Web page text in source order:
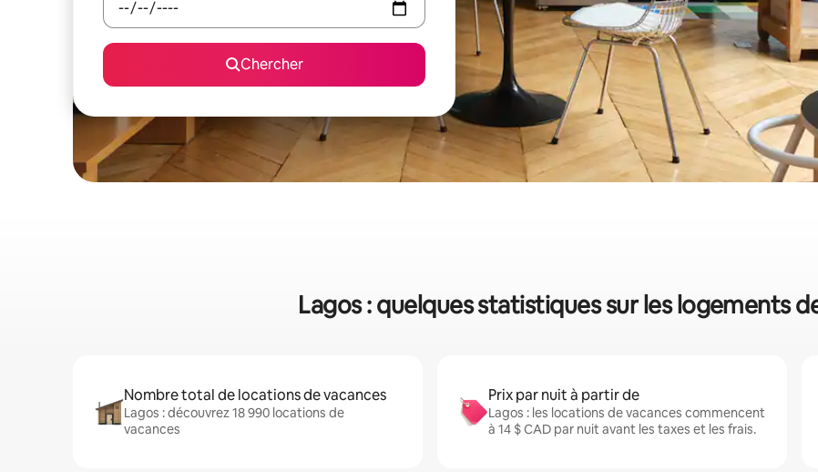
Chercher
Lagos : quelques statistiques sur les logements
Nombre total de locations de vacances
Lagos : découvrez 18 990 locations de
vacances
Prix par nuit à partir de
Lagos : les locations de vacances commencent
à 14 $ CAD par nuit avant les taxes et les frais.